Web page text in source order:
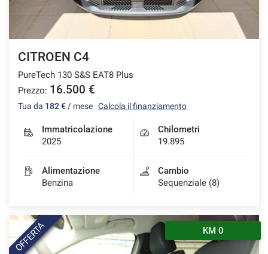
CITROEN C4
PureTech 130 S&S EAT8 Plus
Prezzo: 16.500 €
Tua da 182 € / mese Calcola il finanziamento
Immatricolazione
2025
Chilometri
19.895
Alimentazione
Benzina
Cambio
Sequenziale (8)
OFFERTA KM 0
policy
Salva
le